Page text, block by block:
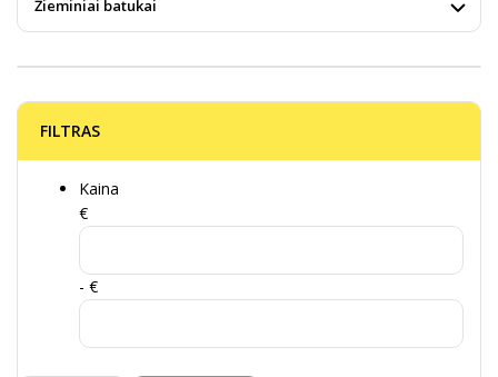
Žieminiai batukai
FILTRAS
Kaina
€
- €